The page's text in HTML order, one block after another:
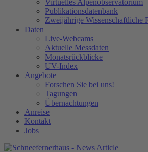
Virtuelles Alpenobservatorium
Publikationsdatenbank
Zweijährige Wissenschaftliche
Daten
Live-Webcams
Aktuelle Messdaten
Monatsrückblicke
UV-Index
Angebote
Forschen Sie bei uns!
Tagungen
Übernachtungen
Anreise
Kontakt
Jobs